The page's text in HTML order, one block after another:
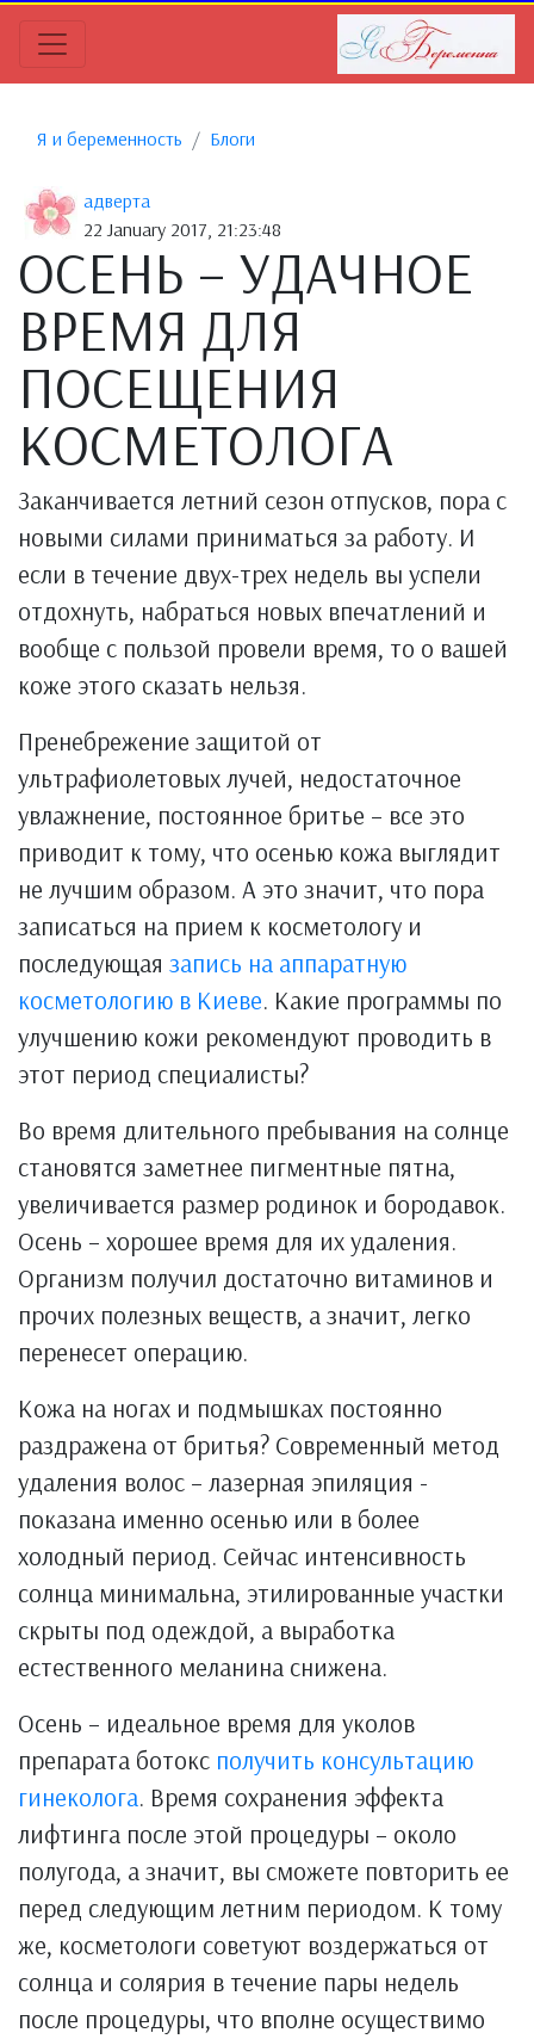
Я и беременность Блоги
адверта
22 January 2017, 21:23:48
ОСЕНЬ – УДАЧНОЕ
ВРЕМЯ ДЛЯ
ПОСЕЩЕНИЯ
КОСМЕТОЛОГА
Заканчивается летний сезон отпусков, пора с
новыми силами приниматься за работу. И
если в течение двух-трех недель вы успели
отдохнуть, набраться новых впечатлений и
вообще с пользой провели время, то о вашей
коже этого сказать нельзя.
Пренебрежение защитой от
ультрафиолетовых лучей, недостаточное
увлажнение, постоянное бритье – все это
приводит к тому, что осенью кожа выглядит
не лучшим образом. А это значит, что пора
записаться на прием к косметологу и
последующая запись на аппаратную
косметологию в Киеве. Какие программы по
улучшению кожи рекомендуют проводить в
этот период специалисты?
Во время длительного пребывания на солнце
становятся заметнее пигментные пятна,
увеличивается размер родинок и бородавок.
Осень – хорошее время для их удаления.
Организм получил достаточно витаминов и
прочих полезных веществ, а значит, легко
перенесет операцию.
Кожа на ногах и подмышках постоянно
раздражена от бритья? Современный метод
удаления волос – лазерная эпиляция -
показана именно осенью или в более
холодный период. Сейчас интенсивность
солнца минимальна, этилированные участки
скрыты под одеждой, а выработка
естественного меланина снижена.
Осень – идеальное время для уколов
препарата ботокс получить консультацию
гинеколога. Время сохранения эффекта
лифтинга после этой процедуры – около
полугода, а значит, вы сможете повторить ее
перед следующим летним периодом. К тому
же, косметологи советуют воздержаться от
солнца и солярия в течение пары недель
после процедуры, что вполне осуществимо